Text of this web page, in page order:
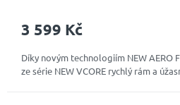
3 599 Kč
Díky novým technologiím NEW AERO
ze série NEW VCORE rychlý rám a